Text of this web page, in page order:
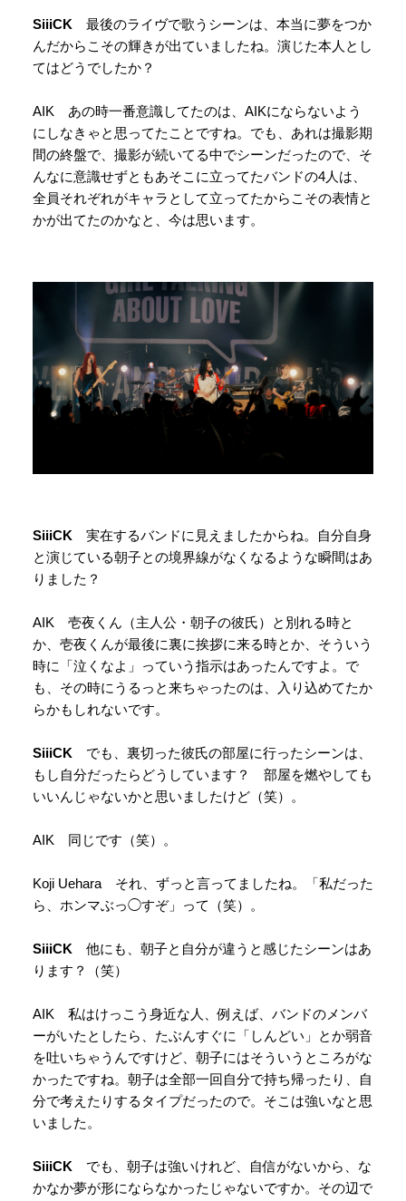
SiiiCK最後のライヴで歌うシーンは、本当に夢をつか
んだからこその輝きが出ていましたね。演じた本人とし
てはどうでしたか？
AIK あの時一番意識してたのは、AIKにならないよう
にしなきゃと思ってたことですね。でも、あれは撮影期
間の終盤で、撮影が続いてる中でシーンだったので、そ
んなに意識せずともあそこに立ってたバンドの4人は、
全員それぞれがキャラとして立ってたからこその表情と
かが出てたのかなと、今は思います。
SiiiCK 実在するバンドに見えましたからね。自分自身
と演じている朝子との境界線がなくなるような瞬間はあ
りました？
AIK 壱夜くん（主人公・朝子の彼氏）と別れる時と
か、壱夜くんが最後に裏に挨拶に来る時とか、そういう
時に「泣くなよ」っていう指示はあったんですよ。で
も、その時にうるっと来ちゃったのは、入り込めてたか
らかもしれないです。
SiiiCK でも、裏切った彼氏の部屋に行ったシーンは、
もし自分だったらどうしています？ 部屋を燃やしても
いいんじゃないかと思いましたけど（笑）。
AIK 同じです（笑）。
Koji Uehara それ、ずっと言ってましたね。「私だった
ら、ホンマぶっ◯すぞ」って（笑）。
SiiiCK 他にも、朝子と自分が違うと感じたシーンはあ
ります？（笑）
AIK 私はけっこう身近な人、例えば、バンドのメンバ
ーがいたとしたら、たぶんすぐに「しんどい」とか弱音
を吐いちゃうんですけど、朝子にはそういうところがな
かったですね。朝子は全部一回自分で持ち帰ったり、自
分で考えたりするタイプだったので。そこは強いなと思
いました。
SiiiCK でも、朝子は強いけれど、自信がないから、な
かなか夢が形にならなかったじゃないですか。その辺で